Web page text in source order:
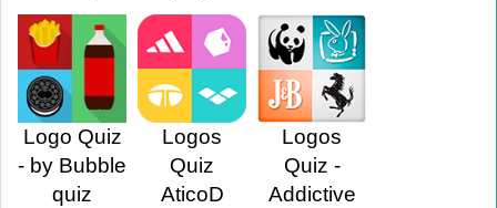
Logo Quiz
- by Bubble
quiz
Logos
Quiz
AticoD
Logos
Quiz -
Addictive